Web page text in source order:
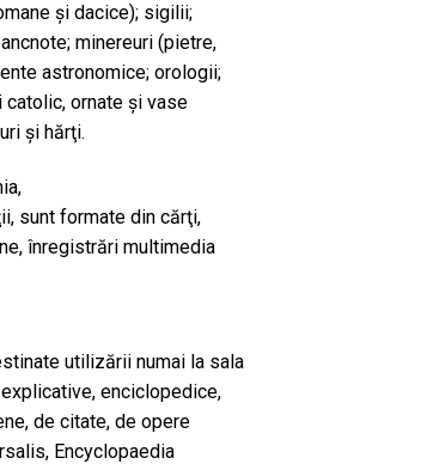
şi dacice); sigilii;
minereuri (pietre,
astronomice; orologii;
ornate şi vase
şi hărţi.
sunt formate din cărţi,
înregistrări multimedia
utilizării numai la sala
enciclopedice,
de citate, de opere
Encyclopaedia